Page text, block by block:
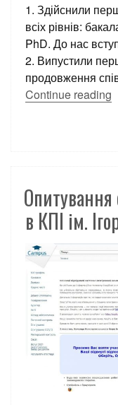
1. Здійснили
всіх рівнів:
PhD. До нас
2. Випустили
продовження
Continue reading
Опитування
в КПІ ім.